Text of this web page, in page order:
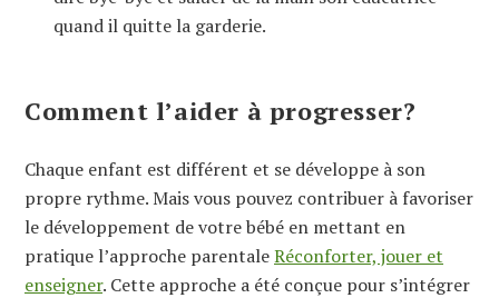
quand il quitte la garderie.
Comment l’aider à progresser?
Chaque enfant est différent et se développe à son
propre rythme. Mais vous pouvez contribuer à favoriser
le développement de votre bébé en mettant en
pratique l’approche parentaleRéconforter, jouer et
enseigner. Cette approche a été conçue pour s’intégrer